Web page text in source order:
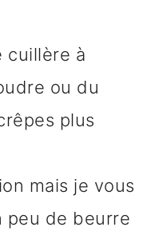
cuillère à
ou du
plus
mais je vous
peu de beurre